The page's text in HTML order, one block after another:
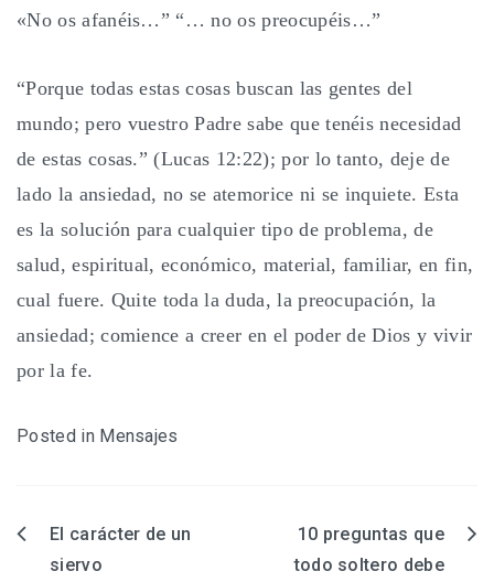
«No os afanéis…” “… no os preocupéis…”
“Porque todas estas cosas buscan las gentes del
mundo; pero vuestro Padre sabe que tenéis necesidad
de estas cosas.” (Lucas 12:22); por lo tanto, deje de
lado la ansiedad, no se atemorice ni se inquiete. Esta
es la solución para cualquier tipo de problema, de
salud, espiritual, económico, material, familiar, en fin,
cual fuere. Quite toda la duda, la preocupación, la
ansiedad; comience a creer en el poder de Dios y vivir
por la fe.
Posted in Mensajes
Navegación
El carácter de un
siervo
10 preguntas que
todo soltero debe